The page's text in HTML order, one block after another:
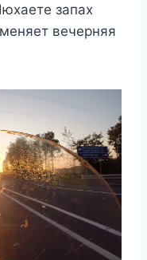
запах
вечерняя